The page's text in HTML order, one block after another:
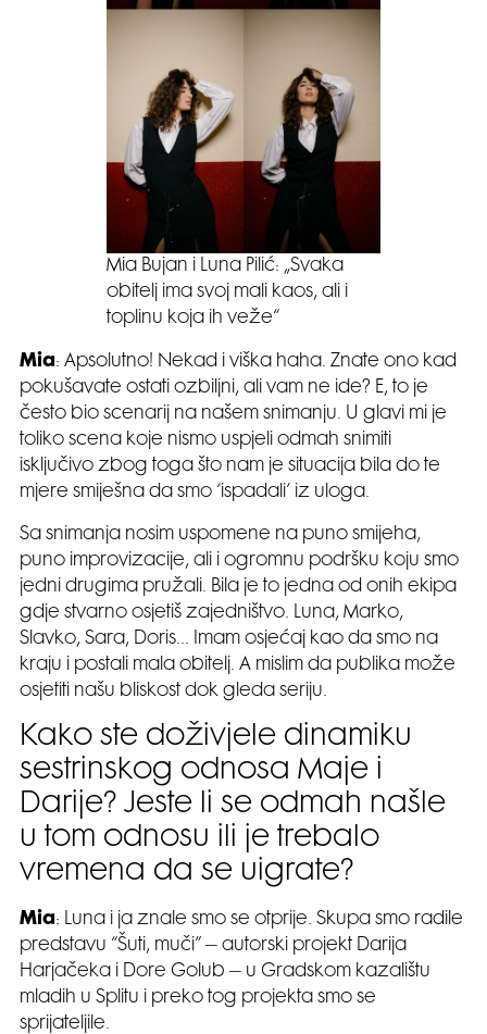
Mia Bujan i Luna Pilić: „Svaka
obitelj ima svoj mali kaos, ali i
toplinu koja ih veže“
Mia: Apsolutno! Nekad i viška haha. Znate ono kad
pokušavate ostati ozbiljni, ali vam ne ide? E, to je
često bio scenarij na našem snimanju. U glavi mi je
toliko scena koje nismo uspjeli odmah snimiti
isključivo zbog toga što nam je situacija bila do te
mjere smiješna da smo ‘ispadali’ iz uloga.
Sa snimanja nosim uspomene na puno smijeha,
puno improvizacije, ali i ogromnu podršku koju smo
jedni drugima pružali. Bila je to jedna od onih ekipa
gdje stvarno osjetiš zajedništvo. Luna, Marko,
Slavko, Sara, Doris… Imam osjećaj kao da smo na
kraju i postali mala obitelj. A mislim da publika može
osjetiti našu bliskost dok gleda seriju.
Kako ste doživjele dinamiku
sestrinskog odnosa Maje i
Darije? Jeste li se odmah našle
u tom odnosu ili je trebalo
vremena da se uigrate?
Mia: Luna i ja znale smo se otprije. Skupa smo radile
predstavu “Šuti, muči” – autorski projekt Darija
Harjačeka i Dore Golub – u Gradskom kazalištu
mladih u Splitu i preko tog projekta smo se
sprijateljile.